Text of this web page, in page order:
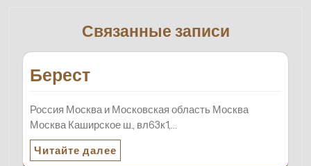
Связанные записи
Берест
Россия Москва и Московская область Москва
Москва Каширское ш., вл63к1,…
Читайте далее